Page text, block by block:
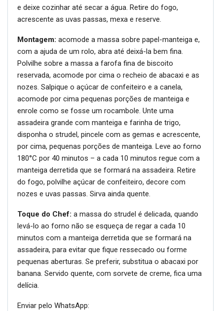
e deixe cozinhar até secar a água. Retire do fogo,
acrescente as uvas passas, mexa e reserve.
Montagem: acomode a massa sobre papel-manteiga e,
com a ajuda de um rolo, abra até deixá-la bem fina.
Polvilhe sobre a massa a farofa fina de biscoito
reservada, acomode por cima o recheio de abacaxi e as
nozes. Salpique o açúcar de confeiteiro e a canela,
acomode por cima pequenas porções de manteiga e
enrole como se fosse um rocambole. Unte uma
assadeira grande com manteiga e farinha de trigo,
disponha o strudel, pincele com as gemas e acrescente,
por cima, pequenas porções de manteiga. Leve ao forno
180°C por 40 minutos – a cada 10 minutos regue com a
manteiga derretida que se formará na assadeira. Retire
do fogo, polvilhe açúcar de confeiteiro, decore com
nozes e uvas passas. Sirva ainda quente.
Toque do Chef: a massa do strudel é delicada, quando
levá-lo ao forno não se esqueça de regar a cada 10
minutos com a manteiga derretida que se formará na
assadeira, para evitar que fique ressecado ou forme
pequenas aberturas. Se preferir, substitua o abacaxi por
banana. Servido quente, com sorvete de creme, fica uma
delícia.
Enviar pelo WhatsApp: